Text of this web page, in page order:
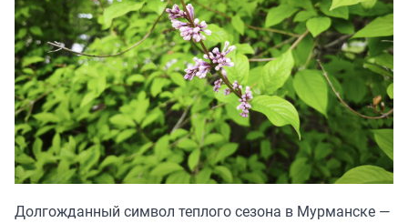
Долгожданный символ теплого сезона в Мурманске —